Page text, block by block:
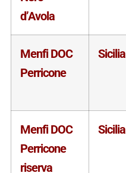
d’Avola
Menfi DOC
Perricone
Sicilia
Menfi DOC
Perricone
riserva
Sicilia